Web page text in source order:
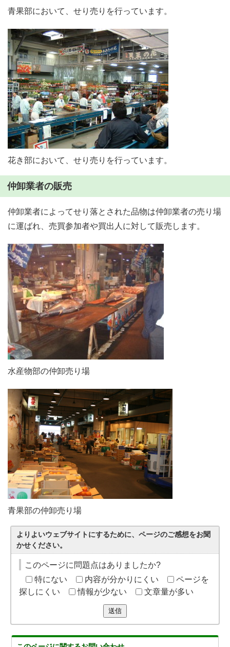
青果部において、せり売りを行っています。
花き部において、せり売りを行っています。
仲卸業者の販売
仲卸業者によってせり落とされた品物は仲卸業者の売り場
に運ばれ、売買参加者や買出人に対して販売します。
水産物部の仲卸売り場
青果部の仲卸売り場
よりよいウェブサイトにするために、ページのご感想をお聞
かせください。
このページに問題点はありましたか?
特にない
内容が分かりにくい
ページを
探しにくい
情報が少ない 文章量が多い
送信